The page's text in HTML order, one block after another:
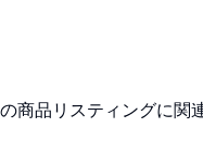
商品リスティングに関